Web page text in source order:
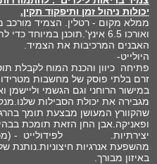
יכולות ניהול זמן ותיפקוד תקין.
ואורכו 6.5 אינץ'.תוכנן במיוחד כדי לתמוך בילדים הלוקים בהפרעות קשב.
האבנים המרכיבות את הצמיד.
היולייט-
פתיחה כיוון והכנת המוח לקבלת
זרם בלתי פוסק של מחשבות
במישור הרוחני וגם הגשמי
מגבירה את יכולת הסבילות
שהקוורץ המעושן מבצעת תומך
ופאניקה.אבן החן הזאת תומכת
יצירתיות. לפידולייט - (מכיל
מהשפעת אנרגיות חיצוניות.נותנת
באיזון מבורך.